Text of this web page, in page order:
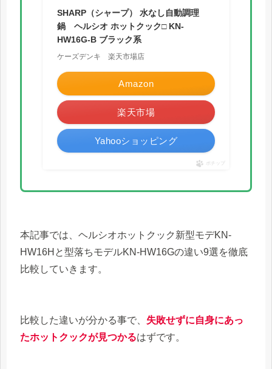
SHARP（シャープ） 水なし自動調理
鍋 ヘルシオ ホットクック□ KN-
HW16G-B ブラック系
ケーズデンキ 楽天市場店
Amazon
楽天市場
Yahooショッピング
ポチップ
本記事では、ヘルシオホットクック新型モデKN-
HW16Hと型落ちモデルKN-HW16Gの違い9選を徹底
比較していきます。
比較した違いが分かる事で、 失敗せずに自身にあっ
たホットクックが見つかるはずです。